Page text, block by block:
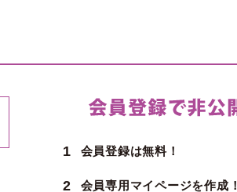
1 会員登録は無料！
2 会員専用マイページを作成！